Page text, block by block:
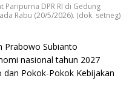
DPR RI di Gedung
Rabu (20/5/2026). (dok. setneg)
Prabowo Subianto
nasional tahun 2027
Pokok-Pokok Kebijakan